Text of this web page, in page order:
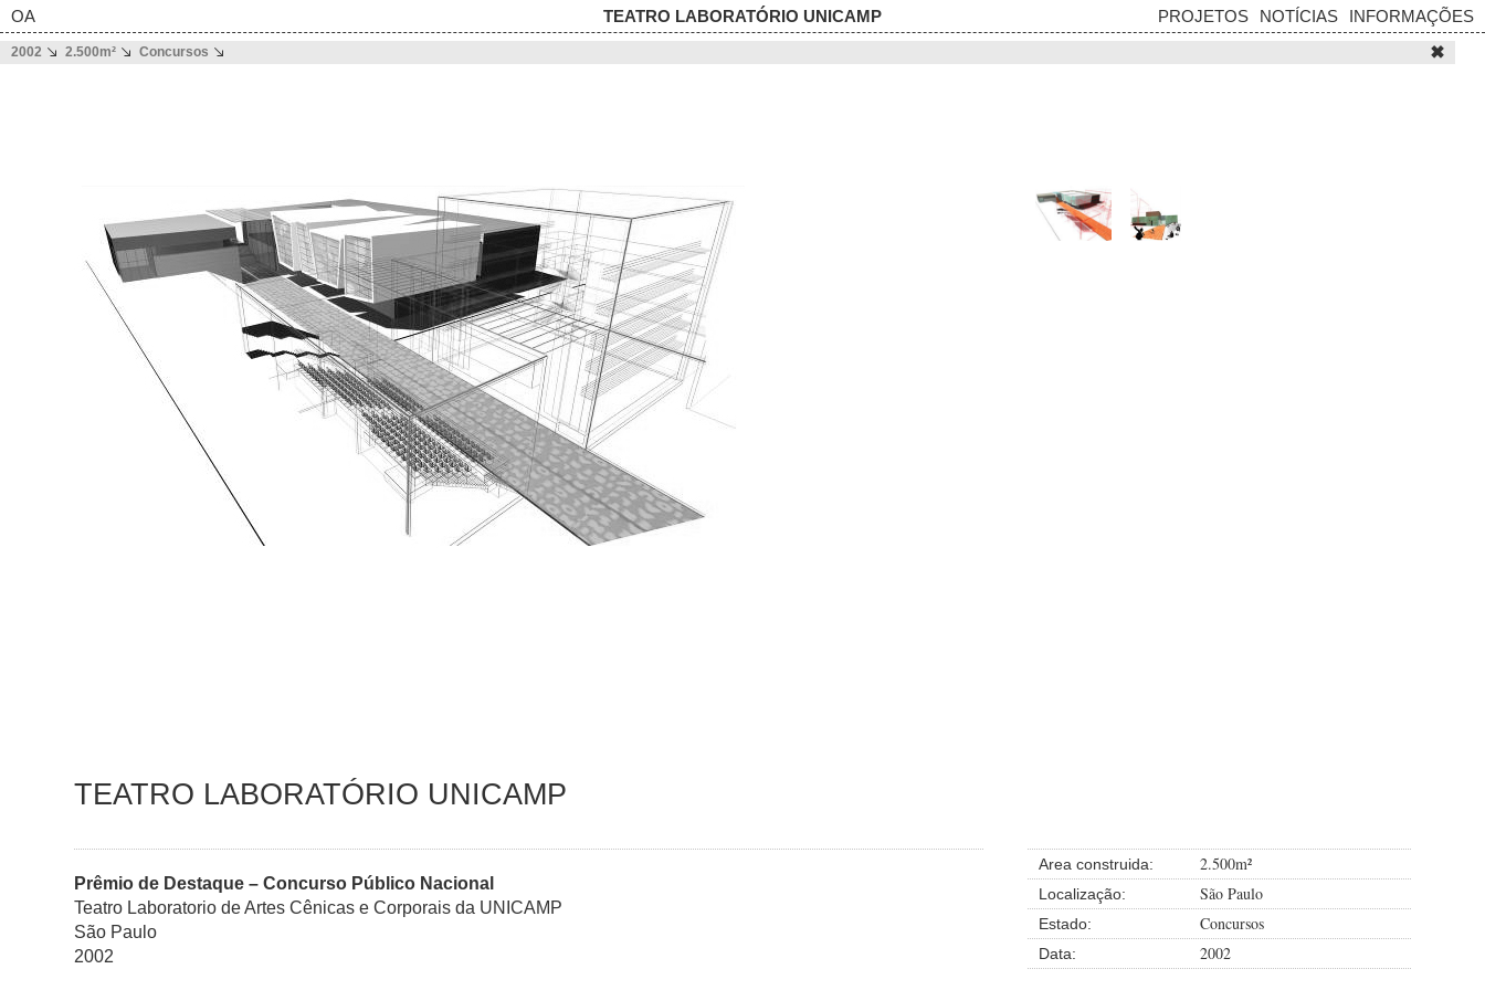
OA TEATRO LABORATÓRIO UNICAMP INFORMAÇÕES
NOTÍCIAS
PROJETOS
2002 2.500m² Concursos ✖
TEATRO LABORATÓRIO UNICAMP
Prêmio de Destaque – Concurso Público Nacional
Teatro Laboratorio de Artes Cênicas e Corporais da UNICAMP
São Paulo
2002
Area construida: 2.500m²
Localização: São Paulo
Estado: Concursos
Data: 2002